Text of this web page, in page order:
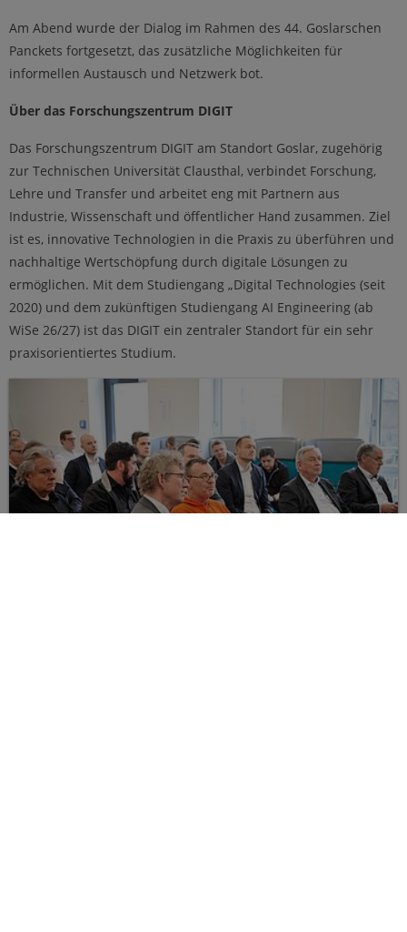
Am Abend wurde der Dialog im Rahmen des 44. Goslarschen
Panckets fortgesetzt, das zusätzliche Möglichkeiten für
informellen Austausch und Netzwerk bot.
Über das Forschungszentrum DIGIT
Das Forschungszentrum DIGIT am Standort Goslar, zugehörig
zur Technischen Universität Clausthal, verbindet Forschung,
Lehre und Transfer und arbeitet eng mit Partnern aus
Industrie, Wissenschaft und öffentlicher Hand zusammen. Ziel
ist es, innovative Technologien in die Praxis zu überführen und
nachhaltige Wertschöpfung durch digitale Lösungen zu
ermöglichen. Mit dem Studiengang „Digital Technologies (seit
2020) und dem zukünftigen Studiengang AI Engineering (ab
WiSe 26/27) ist das DIGIT ein zentraler Standort für ein sehr
praxisorientiertes Studium.